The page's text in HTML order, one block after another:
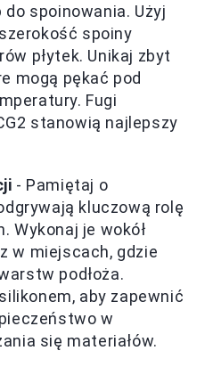
spoinowania. Użyj
spoiny
płytek. Unikaj zbyt
mogą pękać pod
Fugi
stanowią najlepszy
- Pamiętaj o
kluczową rolę
Wykonaj je wokół
w miejscach, gdzie
podłoża.
aby zapewnić
w
się materiałów.